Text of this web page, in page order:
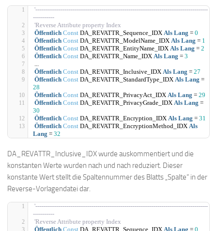
'-----------------------------------------------------------------------------------------
-----------
'Reverse Attribute property Index
Öffentlich Const DA_REVATTR_Sequence_IDX Als Lang = 0
Öffentlich Const DA_REVATTR_ModelName_IDX Als Lang = 1
Öffentlich Const DA_REVATTR_EntityName_IDX Als Lang = 2
Öffentlich Const DA_REVATTR_Name_IDX Als Lang = 3
...
Öffentlich Const DA_REVATTR_Inclusive_IDX Als Lang = 27
Öffentlich Const DA_REVATTR_StandardType_IDX Als Lang
28
Öffentlich Const DA_REVATTR_PrivacyAct_IDX Als Lang = 29
Öffentlich Const DA_REVATTR_PrivacyGrade_IDX Als Lang
30
Öffentlich Const DA_REVATTR_Encryption_IDX Als Lang = 31
Öffentlich Const DA_REVATTR_EncryptionMethod_IDX Als
Lang = 32
DA_REVATTR_Inclusive_IDX wurde auskommentiert und die
konstanten Werte wurden nach und nach reduziert. Dieser
konstante Wert stellt die Spaltennummer des Blatts „Spalte“ in der
Reverse-Vorlagendatei dar.
'-----------------------------------------------------------------------------------------
-----------
'Reverse Attribute property Index
Öffentlich Const DA_REVATTR_Sequence_IDX Als Lang = 0